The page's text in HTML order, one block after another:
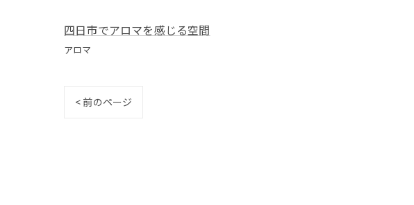
四日市でアロマを感じる空間
アロマ
< 前のページ